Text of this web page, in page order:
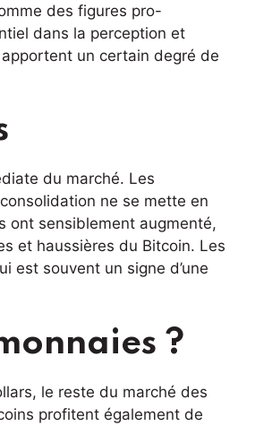
des figures pro-
dans la perception et
un certain degré de
du marché. Les
ne se mette en
ont sensiblement augmenté,
et haussières du Bitcoin. Les
est souvent un signe d’une
?
le reste du marché des
profitent également de